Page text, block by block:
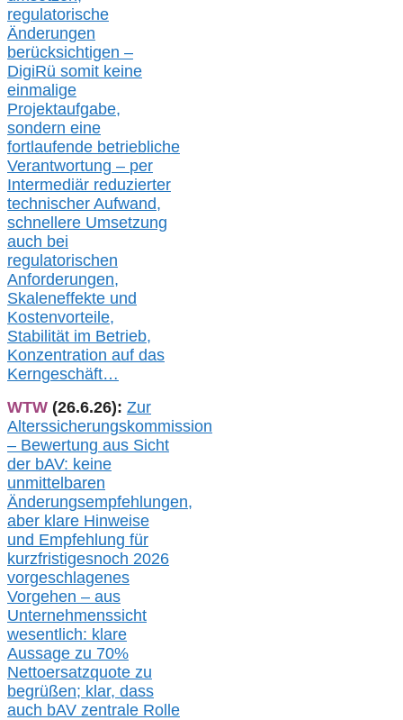
regulatorische
Änderungen
berücksichtigen –
DigiRü somit keine
einmalige
Projektaufgabe,
sondern eine
fortlaufende betriebliche
Verantwortung – per
Intermediär reduzierter
technischer Aufwand,
schnellere Umsetzung
auch bei
regulatorischen
Anforderungen,
Skaleneffekte und
Kostenvorteile,
Stabilität im Betrieb,
Konzentration auf das
Kerngeschäft…
WTW (26.6.26): Zur
Alterssicherungskommission
– Bewertung aus Sicht
der bAV: keine
unmittelbaren
Änderungsempfehlungen,
aber klare Hinweise
und Empfehlung für
kurzfristigesnoch 2026
vorgeschlagenes
Vorgehen – aus
Unternehmenssicht
wesentlich: klare
Aussage zu 70%
Nettoersatzquote zu
begrüßen; klar, dass
auch bAV zentrale Rolle